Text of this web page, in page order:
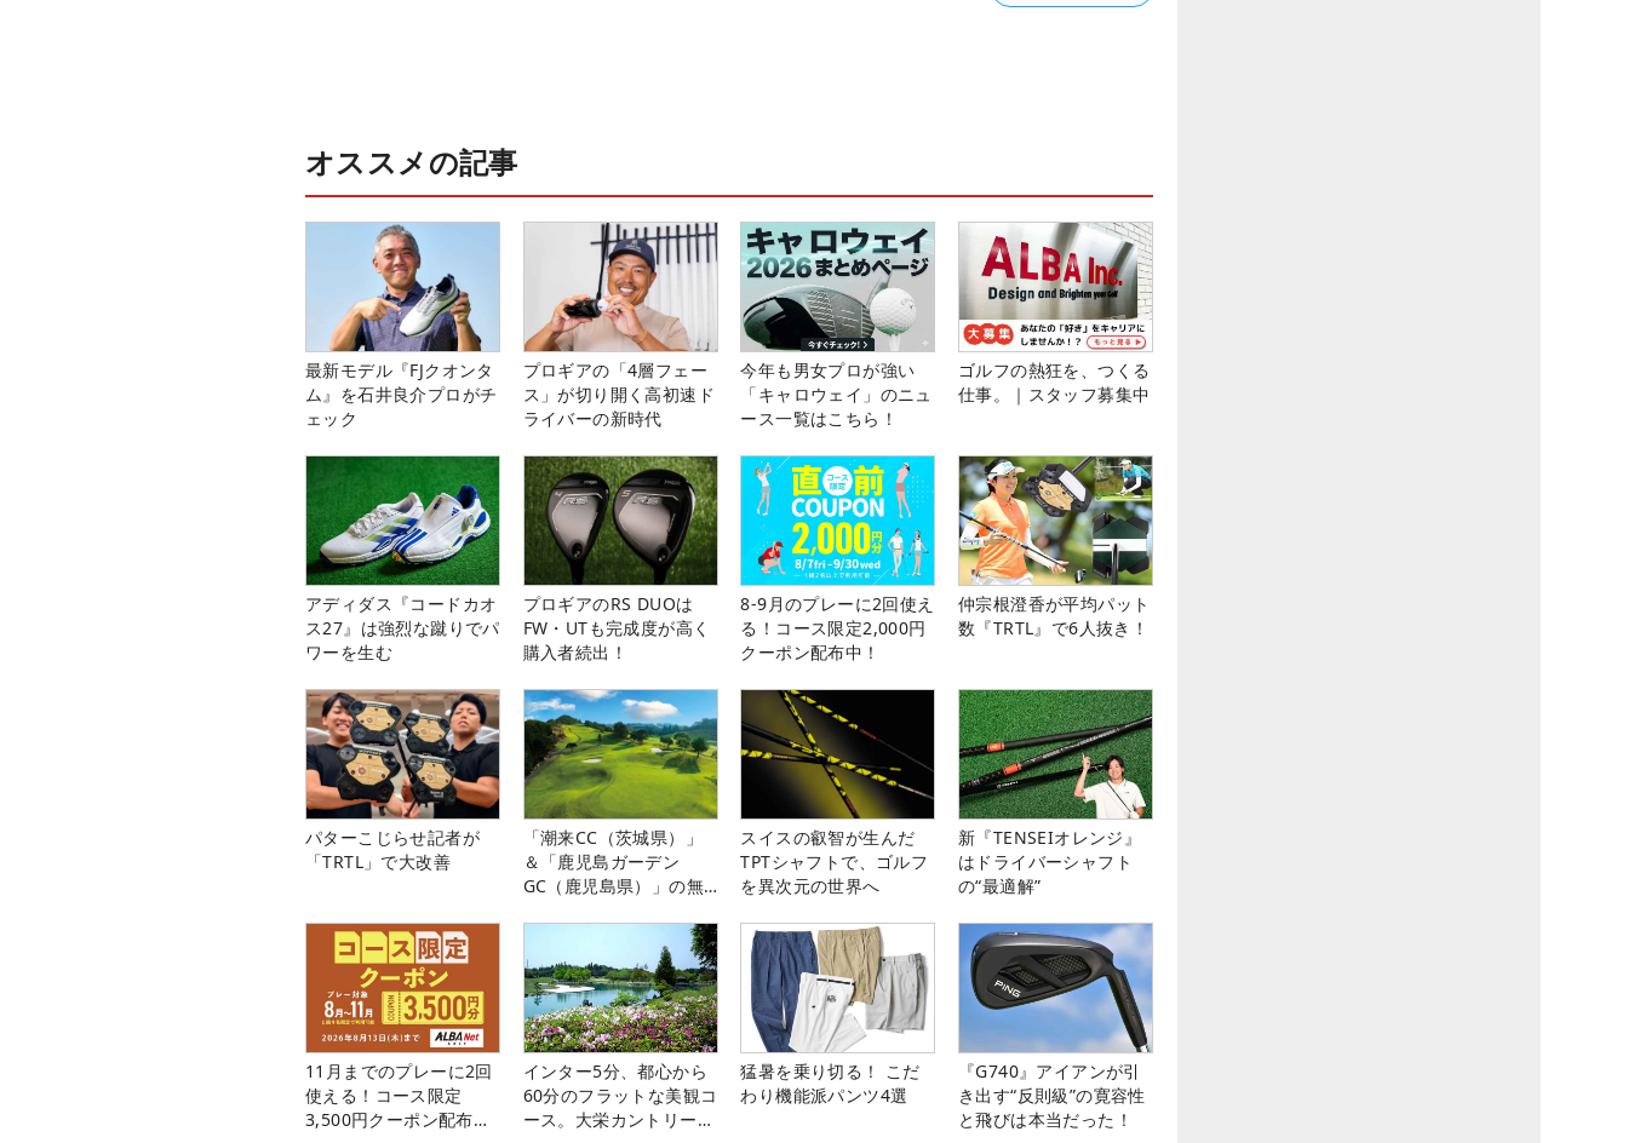
オススメの記事
最新モデル『FJクオンタ
ム』を石井良介プロがチ
ェック
プロギアの「4層フェー
ス」が切り開く高初速ド
ライバーの新時代
今年も男女プロが強い
「キャロウェイ」のニュ
ース一覧はこちら！
ゴルフの熱狂を、つくる
仕事。｜スタッフ募集中
アディダス『コードカオ
ス27』は強烈な蹴りでパ
ワーを生む
プロギアのRS DUOは
FW・UTも完成度が高く
購入者続出！
8-9月のプレーに2回使え
る！コース限定2,000円
クーポン配布中！
仲宗根澄香が平均パット
数『TRTL』で6人抜き！
パターこじらせ記者が
「TRTL」で大改善
「潮来CC（茨城県）」
＆「鹿児島ガーデン
GC（鹿児島県）」の無
スイスの叡智が生んだ
TPTシャフトで、ゴルフ
を異次元の世界へ
新『TENSEIオレンジ』
はドライバーシャフト
の“最適解”
11月までのプレーに2回
使える！コース限定
3,500円クーポン配布
インター5分、都心から
60分のフラットな美観コ
ース。大栄カントリー俱
猛暑を乗り切る！ こだ
わり機能派パンツ4選
『G740』アイアンが引
き出す“反則級”の寛容性
と飛びは本当だった！